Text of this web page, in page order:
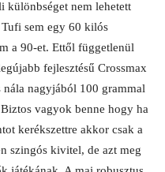
különbséget nem lehetett
sem egy 60 kilós
a 90-et. Ettől függetlenül
fejlesztésű Crossmax
nála nagyjából 100 grammal
vagyok benne hogy ha
kerékszettre akkor csak a
szingós kivitel, de azt meg